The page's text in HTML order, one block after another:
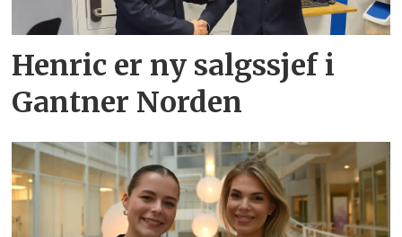
Henric er ny salgssjef i
Gantner Norden